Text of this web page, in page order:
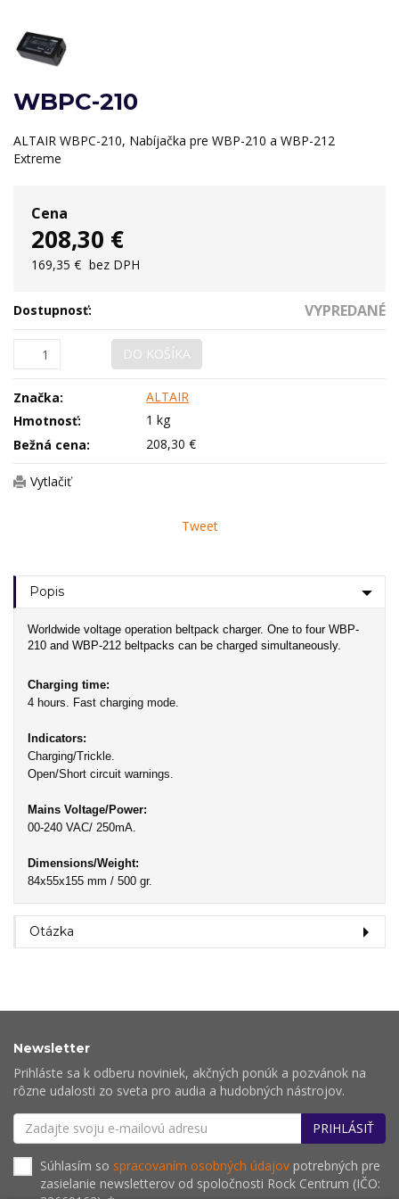
WBPC-210
ALTAIR WBPC-210, Nabíjačka pre WBP-210 a WBP-212
Extreme
Cena
208,30 €
169,35 € bez DPH
Dostupnosť: VYPREDANÉ
DO KOŠÍKA
Značka:
ALTAIR
Hmotnosť:
1 kg
Bežná cena:
208,30 €
Vytlačiť
Tweet
Popis
Worldwide voltage operation beltpack charger. One to four WBP-
210 and WBP-212 beltpacks can be charged simultaneously.
Charging time:
4 hours. Fast charging mode.
Indicators:
Charging/Trickle.
Open/Short circuit warnings.
Mains Voltage/Power:
00-240 VAC/ 250mA.
Dimensions/Weight:
84x55x155 mm / 500 gr.
Otázka
Newsletter
Prihláste sa k odberu noviniek, akčných ponúk a pozvánok na
rôzne udalosti zo sveta pro audia a hudobných nástrojov.
PRIHLÁSIŤ
Súhlasím so spracovaním osobných údajov potrebných pre
zasielanie newsletterov od spoločnosti Rock Centrum (IČO: